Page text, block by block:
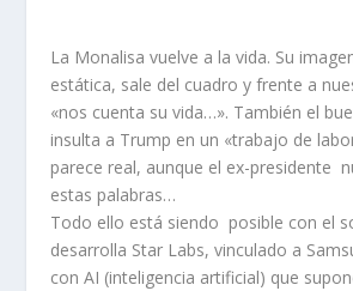
La Monalisa vuelve a la vida. Su
estática, sale del cuadro y frente a
«nos cuenta su vida…». También el
insulta a Trump en un «trabajo de
parece real, aunque el ex-presidente
estas palabras…
Todo ello está siendo posible con el
desarrolla Star Labs, vinculado a
con AI (inteligencia artificial) que